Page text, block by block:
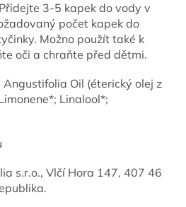
Přidejte 3-5 kapek do vody v
počet kapek do
Možno použít také k
oči a chraňte před dětmi.
Angustifolia Oil (éterický olej z
Linalool*;
s.r.o., Vlčí Hora 147, 407 46